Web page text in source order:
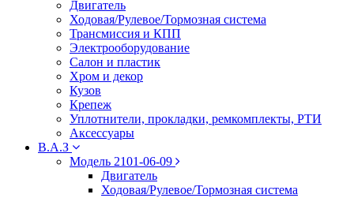
Двигатель
Ходовая/Рулевое/Тормозная система
Трансмиссия и КПП
Электрооборудование
Салон и пластик
Хром и декор
Кузов
Крепеж
Уплотнители, прокладки, ремкомплекты, РТИ
Аксессуары
В.А.З
Модель 2101-06-09
Двигатель
Ходовая/Рулевое/Тормозная система